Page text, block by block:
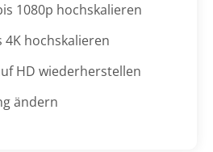
1080p hochskalieren
4K hochskalieren
HD wiederherstellen
ändern